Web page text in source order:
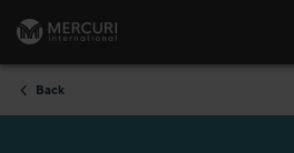
Skip to content
Back